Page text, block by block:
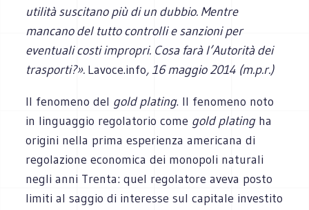
utilità suscitano più di un dubbio. Mentre
mancano del tutto controlli e sanzioni per
eventuali costi impropri. Cosa farà l’Autorità dei
trasporti?». Lavoce.info, 16 maggio 2014 (m.p.r.)
Il fenomeno del gold plating. Il fenomeno noto
in linguaggio regolatorio come gold platingha
origini nella prima esperienza americana di
regolazione economica dei monopoli naturali
negli anni Trenta: quel regolatore aveva posto
limiti al saggio di interesse sul capitale investito